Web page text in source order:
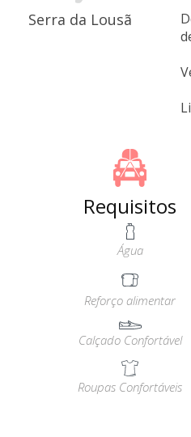
Serra da Lousã
Requisitos
Água
Reforço alimentar
Calçado Confortável
Roupas Confortáveis